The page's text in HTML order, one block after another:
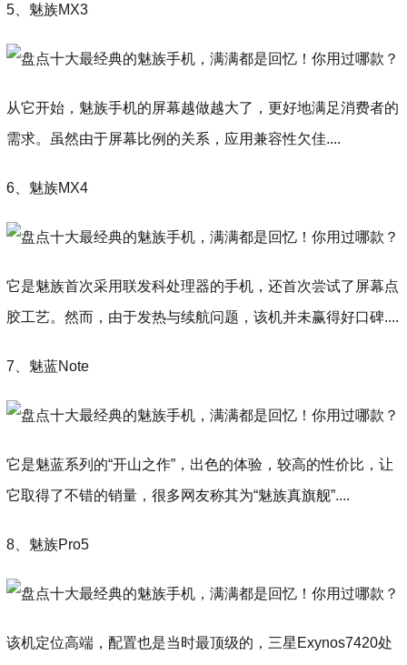
5、魅族MX3
从它开始，魅族手机的屏幕越做越大了，更好地满足消费者的
需求。虽然由于屏幕比例的关系，应用兼容性欠佳....
6、魅族MX4
它是魅族首次采用联发科处理器的手机，还首次尝试了屏幕点
胶工艺。然而，由于发热与续航问题，该机并未赢得好口碑....
7、魅蓝Note
它是魅蓝系列的“开山之作”，出色的体验，较高的性价比，让
它取得了不错的销量，很多网友称其为“魅族真旗舰”....
8、魅族Pro5
该机定位高端，配置也是当时最顶级的，三星Exynos7420处